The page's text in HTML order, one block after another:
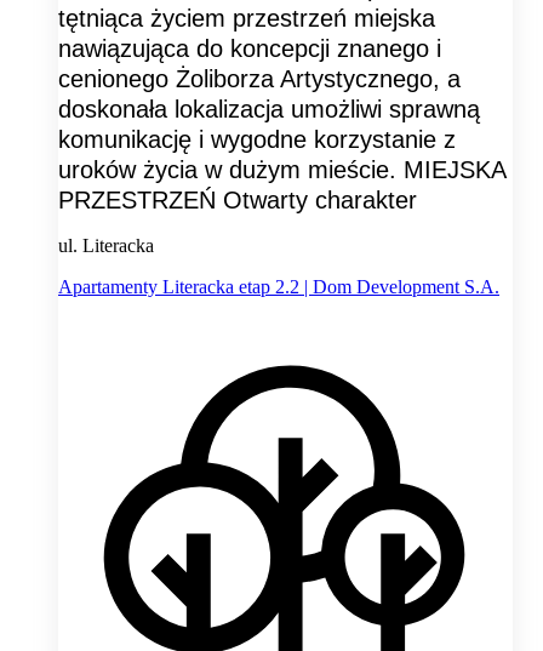
tętniąca życiem przestrzeń miejska
nawiązująca do koncepcji znanego i
cenionego Żoliborza Artystycznego, a
doskonała lokalizacja umożliwi sprawną
komunikację i wygodne korzystanie z
uroków życia w dużym mieście. MIEJSKA
PRZESTRZEŃ Otwarty charakter
ul. Literacka
Apartamenty Literacka etap 2.2 | Dom Development S.A.